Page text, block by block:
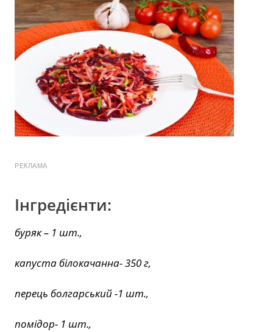
РЕКЛАМА
Інгредієнти:
буряк – 1 шт.,
капуста білокачанна- 350 г,
перець болгарський -1 шт.,
помідор- 1 шт.,